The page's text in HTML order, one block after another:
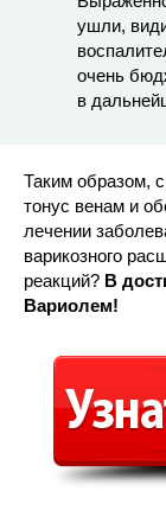
ушли,
очень
в
Таким образом,
тонус венам и
лечении
варикозного
реакций? В
Вариолем!